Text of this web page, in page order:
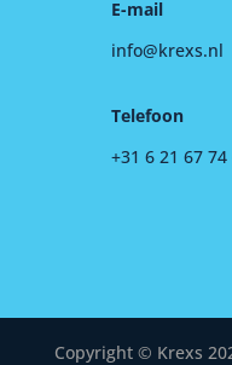
E-mail
info@krexs.nl
Telefoon
+31 6 21 67 74
Copyright © Krexs